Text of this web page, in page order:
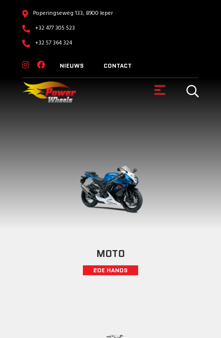
Poperingseweg 133, 8900 Ieper
+32 477 305 523
+32 57 364 324
NIEUWS CONTACT
MOTO
2DE HANDS